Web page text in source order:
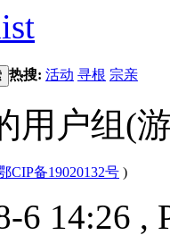
热搜: 活动 寻根 宗亲
用户组(
CIP备19020132号 )
6 14:26 ,